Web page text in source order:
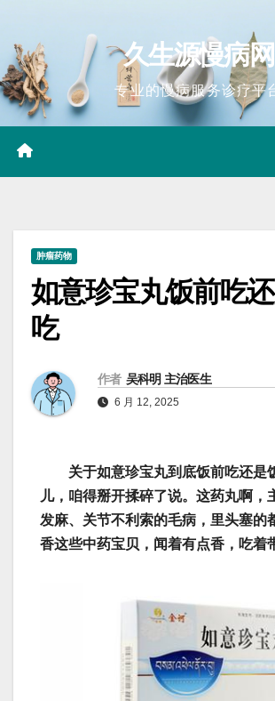
content
久生源慢病网
专业的慢病服务诊疗平
肿瘤药物
如意珍宝丸饭前吃
吃
作者 吴科明 主治医生
6 月 12, 2025
关于如意珍宝丸到底饭前吃还是
儿，咱得掰开揉碎了说。这药丸啊，
发麻、关节不利索的毛病，里头塞的
香这些中药宝贝，闻着有点香，吃着